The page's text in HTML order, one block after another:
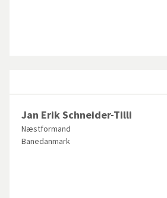
Jan Erik Schneider-Tilli
Næstformand
Banedanmark